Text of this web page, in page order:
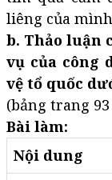
liêng của
b. Thảo luận
vụ của công
vệ tổ quốc
(bảng trang
Bài làm:
Nội dung